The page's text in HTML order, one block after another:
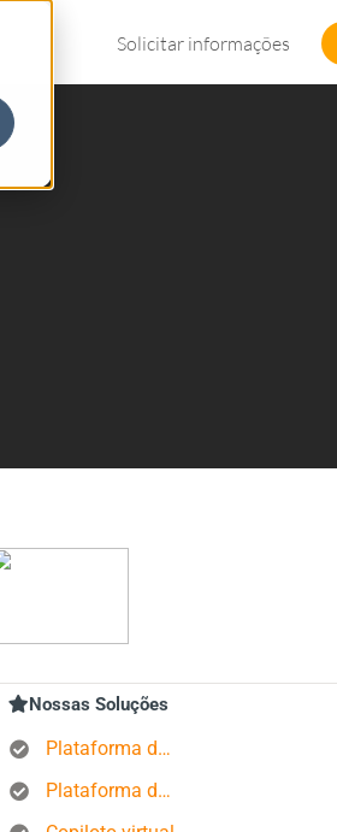
Solicitar informações
Nossas Soluções
Plataforma de rastreamento GPS
Plataforma de gerenciamento de pedidos